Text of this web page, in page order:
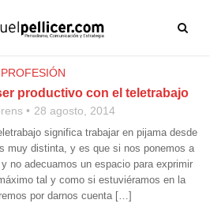
PROFESIÓN
productivo con el teletrabajo
28 agosto, 2014
significa trabajar en pijama desde
muy distinta, y es que si nos ponemos a
no adecuamos un espacio para exprimir
tal y como si estuviéramos en la
por darnos cuenta […]